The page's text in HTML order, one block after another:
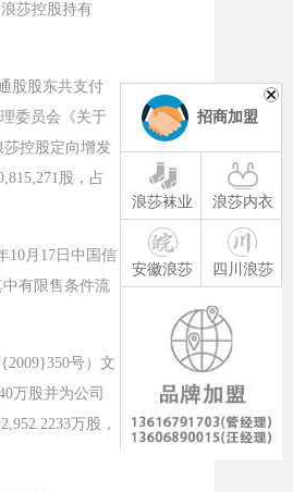
莎控股持有
股股东共支付
委员会《关于
莎控股定向增发
股，占
10月17日中国信
中有限售条件流
号）文
万股并为公司
万股，
招商加盟
浪莎袜业 浪莎内衣
安徽浪莎 四川浪莎